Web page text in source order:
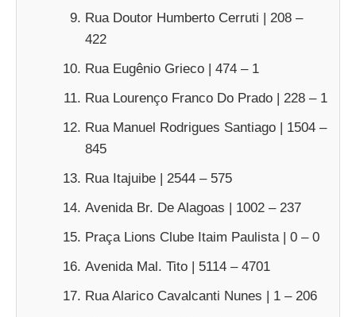
Rua Doutor Humberto Cerruti | 208 –
422
Rua Eugênio Grieco | 474 – 1
Rua Lourenço Franco Do Prado | 228 – 1
Rua Manuel Rodrigues Santiago | 1504 –
845
Rua Itajuibe | 2544 – 575
Avenida Br. De Alagoas | 1002 – 237
Praça Lions Clube Itaim Paulista | 0 – 0
Avenida Mal. Tito | 5114 – 4701
Rua Alarico Cavalcanti Nunes | 1 – 206